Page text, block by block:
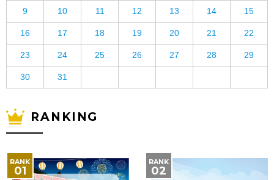
9 10 11 12 13 14 15
16 17 18 19 20 21 22
23 24 25 26 27 28 29
30 31
RANKING